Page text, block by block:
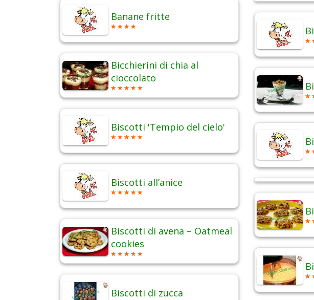
Banane fritte
Bicchierini di chia al
cioccolato
Biscotti 'Tempio del cielo'
Biscotti all’anice
Biscotti di avena – Oatmeal
cookies
Biscotti di zucca